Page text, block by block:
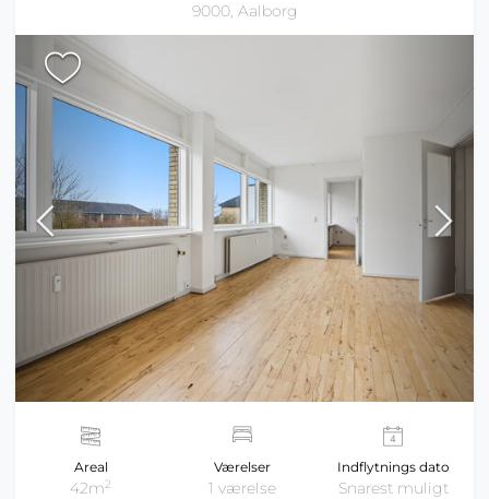
9000, Aalborg
Areal
42m2
Værelser
1 værelse
Indflytnings dato
Snarest muligt